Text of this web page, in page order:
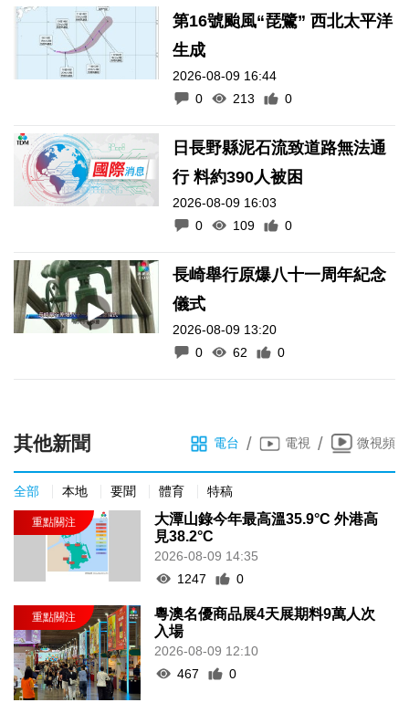
第16號颱風“琵鷺” 西北太平洋
生成
2026-08-09 16:44
0
213 0
日長野縣泥石流致道路無法通
行 料約390人被困
2026-08-09 16:03
0
109 0
長崎舉行原爆八十一周年紀念
儀式
2026-08-09 13:20
0
62 0
其他新聞 電台 / 電視 / 微視頻
全部 本地 要聞 體育 特稿
大潭山錄今年最高溫35.9°C 外港高
見38.2°C
2026-08-09 14:35
1247
0
粵澳名優商品展4天展期料9萬人次
入場
2026-08-09 12:10
467
0